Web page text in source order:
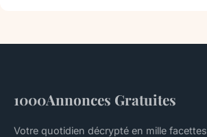
1000Annonces Gratuites
Votre quotidien décrypté en mille facettes